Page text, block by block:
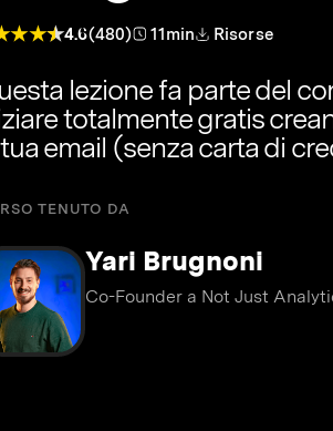
4.6(480) 11min Risorse
lezione fa parte del
totalmente gratis
email (senza carta di
TENUTO DA
Yari Brugnoni
Co-Founder a Not Just